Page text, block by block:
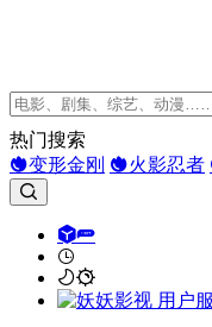
热门搜索
变形金刚
火影忍者